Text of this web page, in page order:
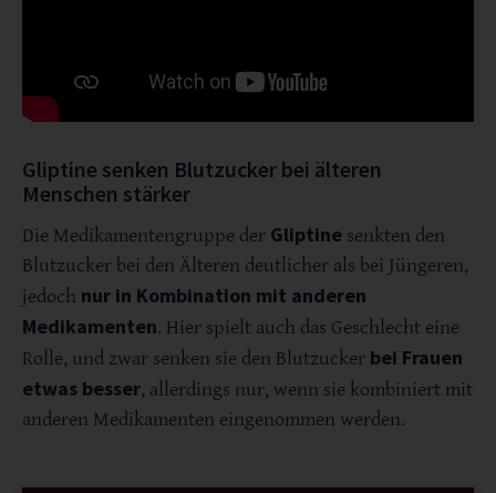
Gliptine senken Blutzucker bei älteren
Menschen stärker
Die Medikamentengruppe der Gliptine senkten den
Blutzucker bei den Älteren deutlicher als bei Jüngeren,
jedoch nur in Kombination mit anderen
Medikamenten. Hier spielt auch das Geschlecht eine
Rolle, und zwar senken sie den Blutzucker bei Frauen
etwas besser, allerdings nur, wenn sie kombiniert mit
anderen Medikamenten eingenommen werden.